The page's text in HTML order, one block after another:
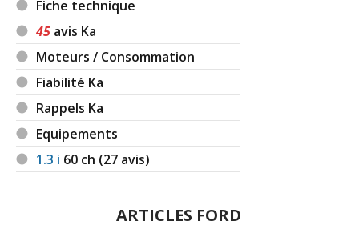
Fiche technique
45 avis Ka
Moteurs / Consommation
Fiabilité Ka
Rappels Ka
Equipements
1.3 i 60 ch (27 avis)
ARTICLES FORD